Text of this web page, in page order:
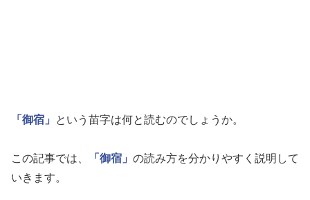
「御宿」 という苗字は何と読むのでしょうか。
この記事では、 「御宿」 の読み方を分かりやすく説明して
いきます。